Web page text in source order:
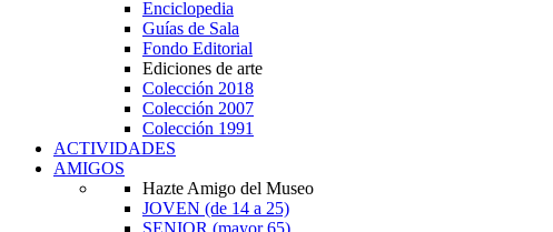
Enciclopedia
Guías de Sala
Fondo Editorial
Ediciones de arte
Colección 2018
Colección 2007
Colección 1991
ACTIVIDADES
AMIGOS
Hazte Amigo del Museo
JOVEN (de 14 a 25)
SENIOR (mayor 65)